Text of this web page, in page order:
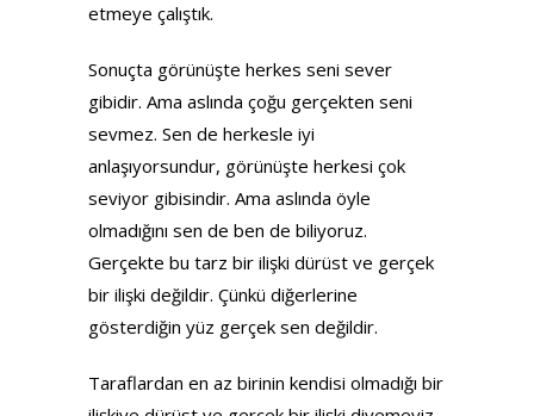
etmeye çalıştık.
Sonuçta görünüşte herkes seni sever
gibidir. Ama aslında çoğu gerçekten seni
sevmez. Sen de herkesle iyi
anlaşıyorsundur, görünüşte herkesi çok
seviyor gibisindir. Ama aslında öyle
olmadığını sen de ben de biliyoruz.
Gerçekte bu tarz bir ilişki dürüst ve gerçek
bir ilişki değildir. Çünkü diğerlerine
gösterdiğin yüz gerçek sen değildir.
Taraflardan en az birinin kendisi olmadığı bir